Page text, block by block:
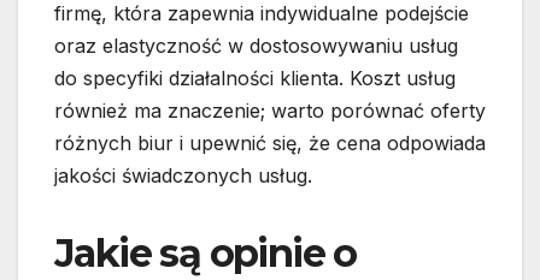
firmę, która zapewnia indywidualne podejście
oraz elastyczność w dostosowywaniu usług
do specyfiki działalności klienta. Koszt usług
również ma znaczenie; warto porównać oferty
różnych biur i upewnić się, że cena odpowiada
jakości świadczonych usług.
Jakie są opinie o